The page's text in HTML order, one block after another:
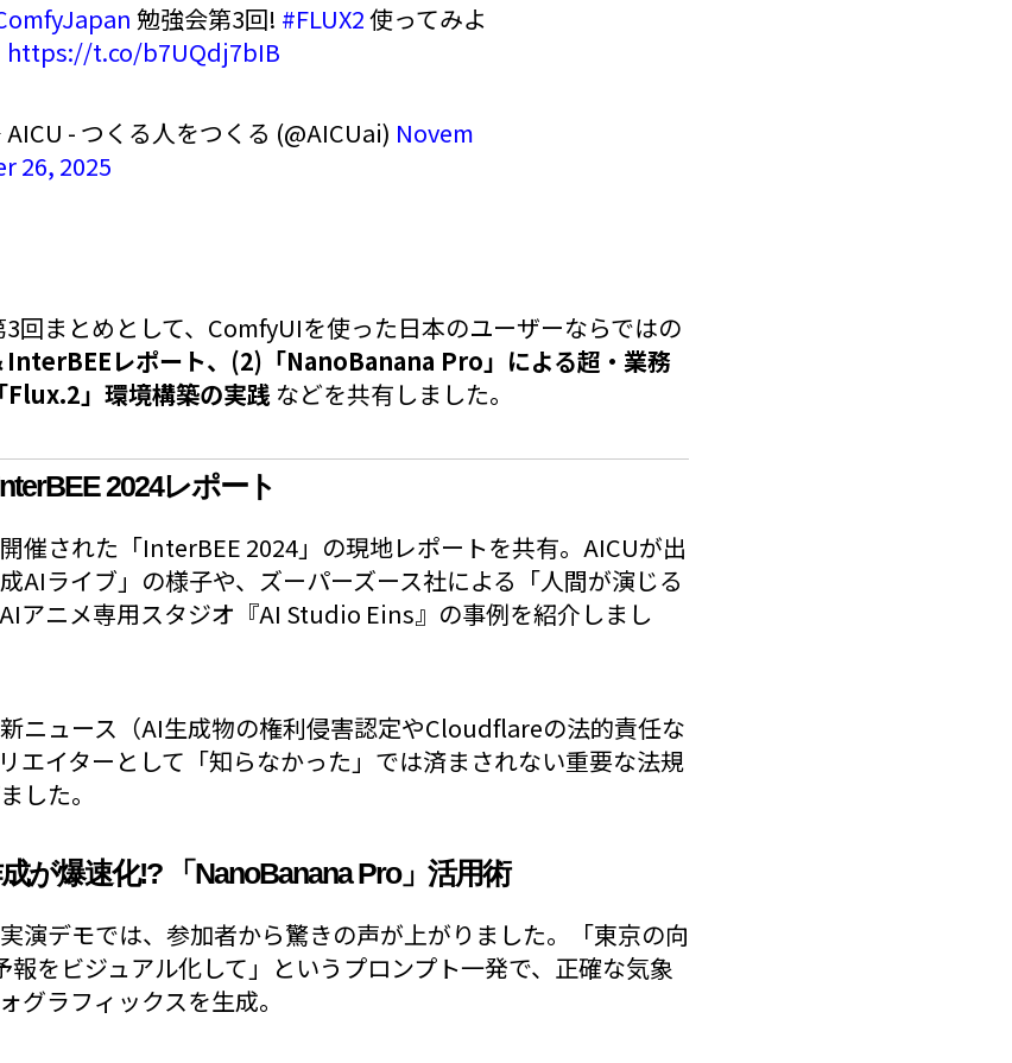
勉強会第3回! #FLUX2使ってみよ
https://t.co/b7UQdj7bIB
- つくる人をつくる (@AICUai) Novem
26, 2025
回まとめとして、ComfyUIを使った日本のユーザーならではの
InterBEEレポート、(2)「NanoBanana Pro」による超・業務
」環境構築の実践 などを共有しました。
2024レポート
催された「InterBEE 2024」の現地レポートを共有。AICUが出
AIライブ」の様子や、ズーパーズース社による「人間が演じる
アニメ専用スタジオ『AI Studio Eins』の事例を紹介しまし
ニュース（AI生成物の権利侵害認定やCloudflareの法的責任な
エイターとして「知らなかった」では済まされない重要な法規
した。
が爆速化!? 「NanoBanana Pro」活用術
演デモでは、参加者から驚きの声が上がりました。「東京の向
報をビジュアル化して」というプロンプト一発で、正確な気象
グラフィックスを生成。